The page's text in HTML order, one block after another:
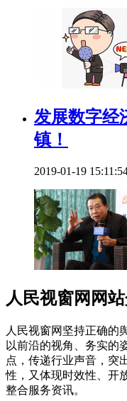
发展数字经
镇！
2019-01-19
人民视窗网网
人民视窗网坚持正确的
以前沿的视角、务实的
点，传递行业声音，突
性，又体现时效性、开
整合服务资讯。